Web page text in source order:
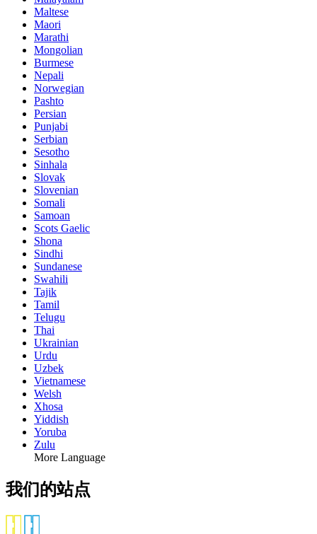
Maltese
Maori
Marathi
Mongolian
Burmese
Nepali
Norwegian
Pashto
Persian
Punjabi
Serbian
Sesotho
Sinhala
Slovak
Slovenian
Somali
Samoan
Scots Gaelic
Shona
Sindhi
Sundanese
Swahili
Tajik
Tamil
Telugu
Thai
Ukrainian
Urdu
Uzbek
Vietnamese
Welsh
Xhosa
Yiddish
Yoruba
Zulu
More Language
我们的站点